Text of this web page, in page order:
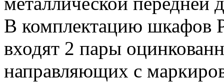
В комплектацию шкафов
входят 2 пары
направляющих с